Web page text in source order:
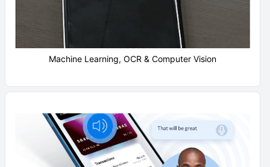
Machine Learning, OCR & Computer Vision